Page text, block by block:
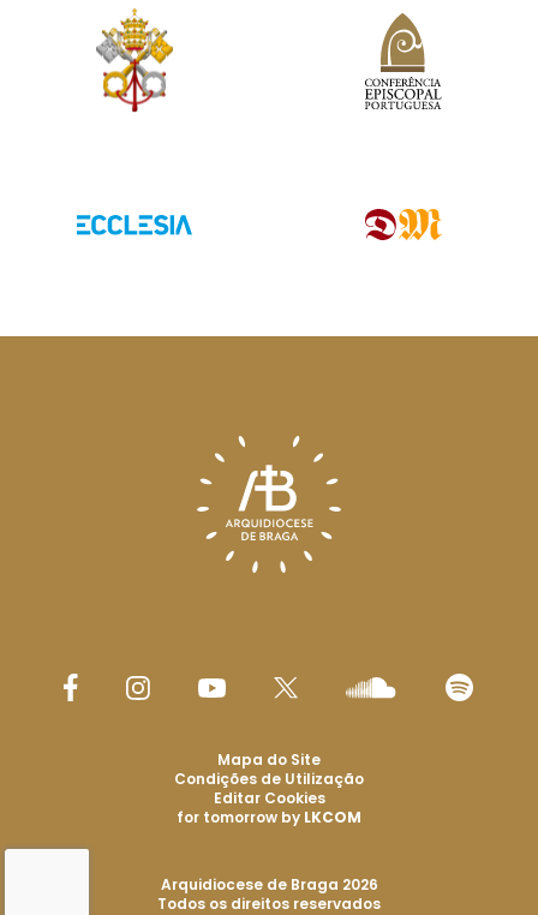
Arquidiocese de Braga 2026
Todos os direitos reservados
Mapa do Site
Condições de Utilização
Editar Cookies
for tomorrow by LKCOM